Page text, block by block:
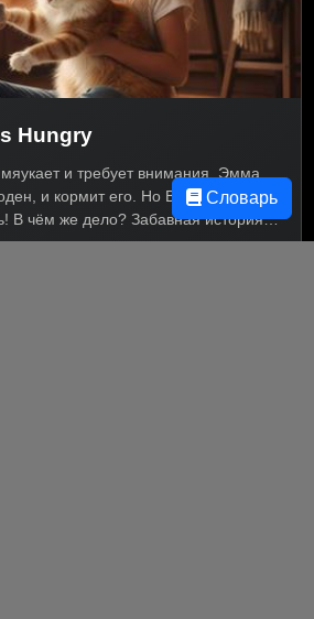
Hungry
мяукает и требует внимания. Эмма
и кормит его. Но Вискерс
В чём же дело? Забавная история о
понять своего питомца. Текст
Словарь